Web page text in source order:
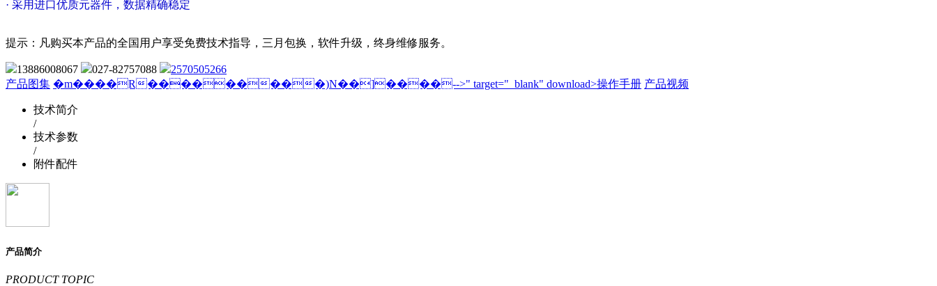
· 采用进口优质元器件，数据精确稳定
提示：凡购买本产品的全国用户享受免费技术指导，三月包换，软件升级，终身维修服务。
13886008067 027-82757088
2570505266
产品图集 �m����R���������)N��]����-->" target="_blank" download>操作手册 产品视频
技术简介
/
技术参数
/
附件配件
产品简介
PRODUCT TOPIC